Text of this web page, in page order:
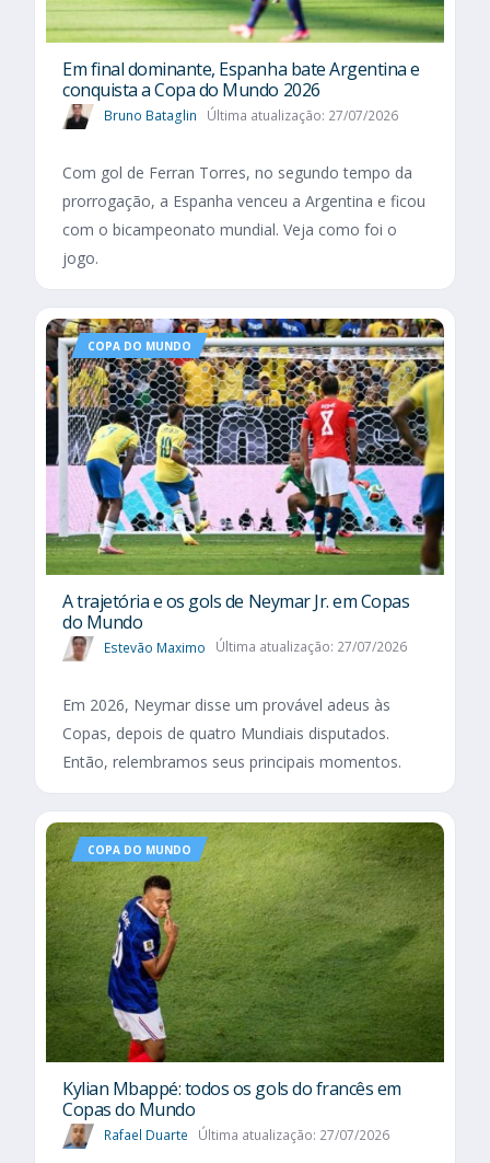
Em final dominante, Espanha bate Argentina e
conquista a Copa do Mundo 2026
Bruno Bataglin Última atualização: 27/07/2026
Com gol de Ferran Torres, no segundo tempo da
prorrogação, a Espanha venceu a Argentina e ficou
com o bicampeonato mundial. Veja como foi o
jogo.
COPA DO MUNDO
A trajetória e os gols de Neymar Jr. em Copas
do Mundo
Estevão Maximo Última atualização: 27/07/2026
Em 2026, Neymar disse um provável adeus às
Copas, depois de quatro Mundiais disputados.
Então, relembramos seus principais momentos.
COPA DO MUNDO
Kylian Mbappé: todos os gols do francês em
Copas do Mundo
Rafael Duarte Última atualização: 27/07/2026